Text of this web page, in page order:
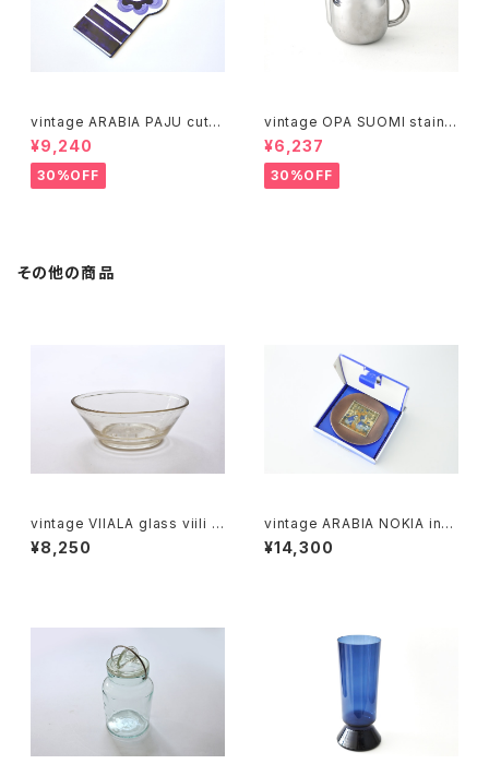
vintage ARABIA PAJU cutti
ng boad / ヴィンテージ アラビ
ア パユ カッティングボード
¥9,240
30%OFF
vintage OPA SUOMI stainle
ss milk pitcher M / ヴィンテ
ージ オーパ スオミ ステンレス
ミルクピッチャー M
¥6,237
30%OFF
その他の商品
vintage VIIALA glass viili b
owl / ヴィンテージ ヴィーアラ
ガラスのヴィーリボウル
¥8,250
vintage ARABIA NOKIA invi
tation plate / ヴィンテージ ア
ラビア ノキアのイベント招待状
¥14,300